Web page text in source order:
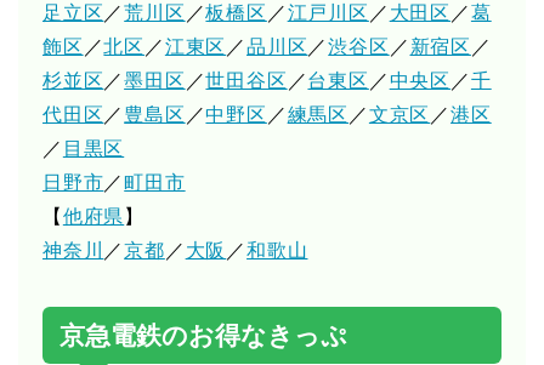
足立区 ／荒川区 ／板橋区 ／江戸川区 ／ 大田区 ／葛
飾区 ／北区 ／江東区 ／品川区 ／渋谷区 ／ 新宿区 ／
杉並区 ／墨田区 ／世田谷区 ／台東区 ／中央区 ／千
代田区 ／ 豊島区 ／中野区 ／練馬区 ／文京区 ／港区
／ 目黒区
日野市／町田市
【 他府県 】
神奈川
／京都 ／ 大阪 ／和歌山
京急電鉄のお得なきっぷ